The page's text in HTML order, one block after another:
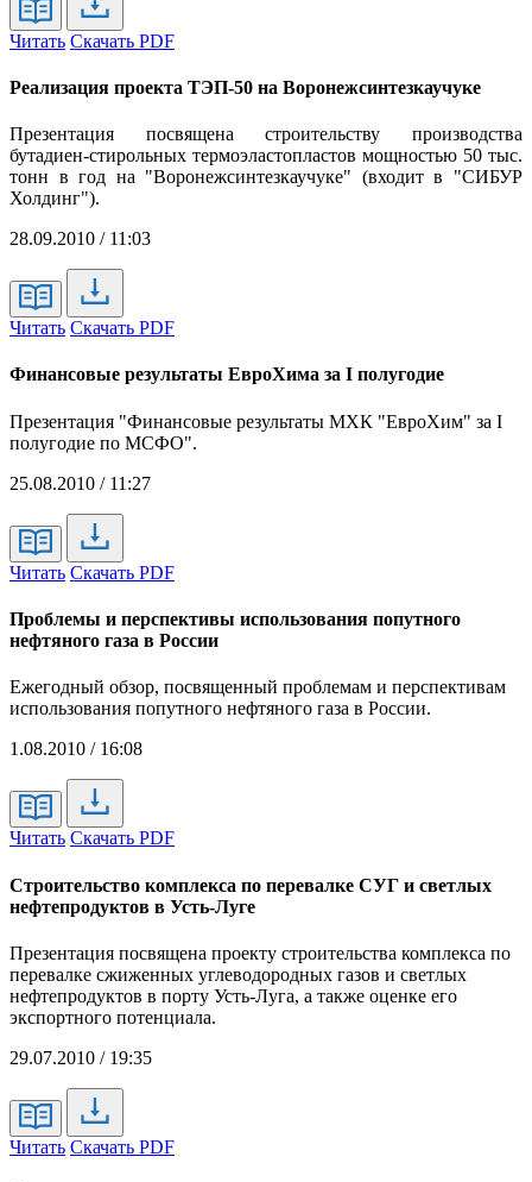
Читать Скачать PDF
Реализация проекта ТЭП-50 на Воронежсинтезкаучуке
Презентация посвящена строительству производства
бутадиен-стирольных термоэластопластов мощностью 50 тыс.
тонн в год на "Воронежсинтезкаучуке" (входит в "СИБУР
Холдинг").
28.09.2010 / 11:03
Читать Скачать PDF
Финансовые результаты ЕвроХима за I полугодие
Презентация "Финансовые результаты МХК "ЕвроХим" за I
полугодие по МСФО".
25.08.2010 / 11:27
Читать Скачать PDF
Проблемы и перспективы использования попутного
нефтяного газа в России
Ежегодный обзор, посвященный проблемам и перспективам
использования попутного нефтяного газа в России.
1.08.2010 / 16:08
Читать Скачать PDF
Строительство комплекса по перевалке СУГ и светлых
нефтепродуктов в Усть-Луге
Презентация посвящена проекту строительства комплекса по
перевалке сжиженных углеводородных газов и светлых
нефтепродуктов в порту Усть-Луга, а также оценке его
экспортного потенциала.
29.07.2010 / 19:35
Читать Скачать PDF